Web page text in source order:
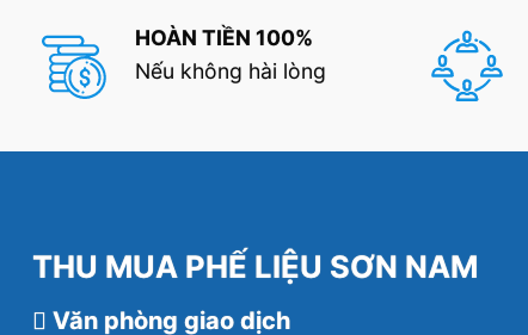
HOÀN TIỀN 100%
Nếu không hài lòng
THU MUA PHẾ LIỆU SƠN NAM
Văn phòng giao dịch